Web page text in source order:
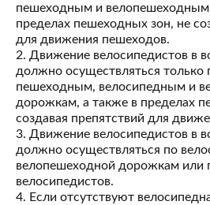
пешеходным и
пределах пешеходных зон, не
для движения пешеходов.
2. Движение велосипедистов в
должно осуществляться только
пешеходным, велосипедным и
дорожкам, а также в пределах
создавая препятствий для
3. Движение велосипедистов в
должно осуществляться по
велопешеходной дорожкам или
велосипедистов.
4. Если отсутствуют